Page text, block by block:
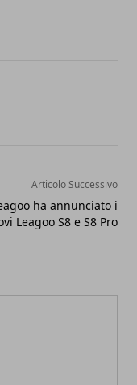
Articolo Successivo
ha annunciato i
Leagoo S8 e S8 Pro